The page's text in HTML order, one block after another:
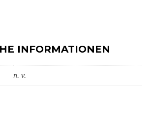
INFORMATIONEN
n. v.